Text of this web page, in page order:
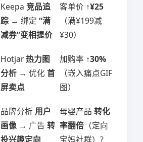
Keepa ​​竞品追
踪​ ​ → 绑定 ​​“满
减券”变相提价​
客单价 ​ ​↑¥25​
（满¥199减
¥30）
Hotjar ​​热力图
分析​ ​ → 优化 ​​首
屏卖点​
加购率 ​ ​↑30%​
（嵌入痛点GIF
图）
品牌分析 ​ ​用户
画像​ ​ → 广告 ​​转
投兴趣定向​
母婴产品 ​​转化
率翻倍​ ​（定向
宝妈社群）?